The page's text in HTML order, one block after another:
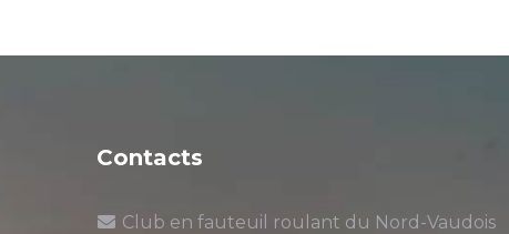
Contacts
Club en fauteuil roulant du Nord-Vaudois